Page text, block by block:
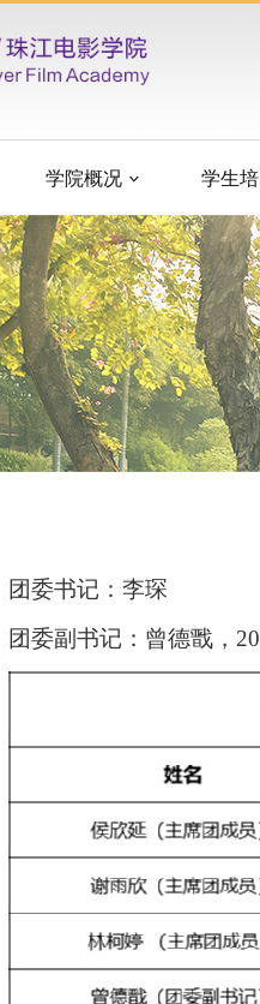
学院概况 学生
团委书记：李琛
团委副书记：曾德戬，